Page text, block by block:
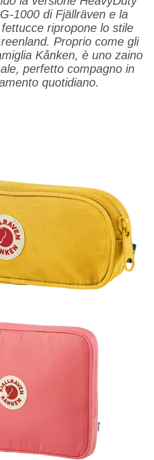
1000 di Fjällräven e la
ripropone lo stile
Proprio come gli
Kånken, è uno zaino
perfetto compagno in
quotidiano.